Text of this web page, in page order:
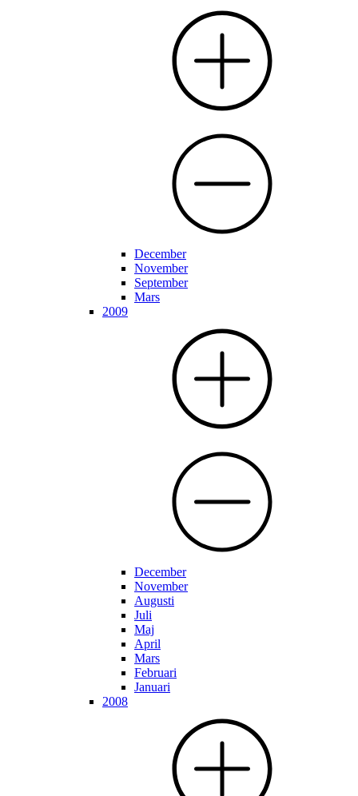
December
November
September
Mars
2009
December
November
Augusti
Juli
Maj
April
Mars
Februari
Januari
2008